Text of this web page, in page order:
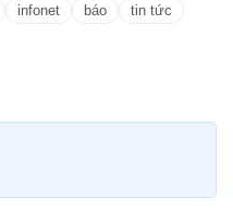
infonet báo
tin tức